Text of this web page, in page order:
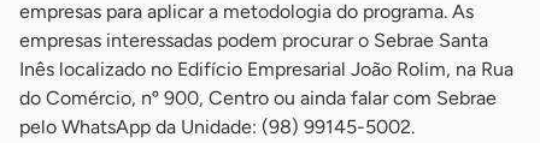
empresas para aplicar a metodologia do programa. As
empresas interessadas podem procurar o Sebrae Santa
Inês localizado no Edifício Empresarial João Rolim, na Rua
do Comércio, nº 900, Centro ou ainda falar com Sebrae
pelo WhatsApp da Unidade: (98) 99145-5002.